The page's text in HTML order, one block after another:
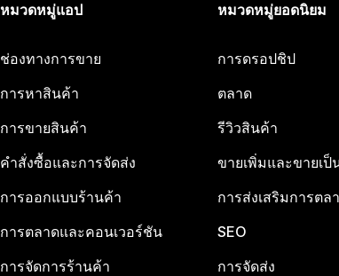
หมวดหมู่แอป
ช่องทางการขาย
การหาสินค้า
การขายสินค้า
คำสั่งซื้อและการจัดส่ง
การออกแบบร้านค้า
การตลาดและคอนเวอร์ชัน
การจัดการร้านค้า
หมวดหมู่ยอดนิยม
การดรอปชิป
ตลาด
รีวิวสินค้า
ขายเพิ่มและขายเป็
การส่งเสริมการตล
SEO
การจัดส่ง